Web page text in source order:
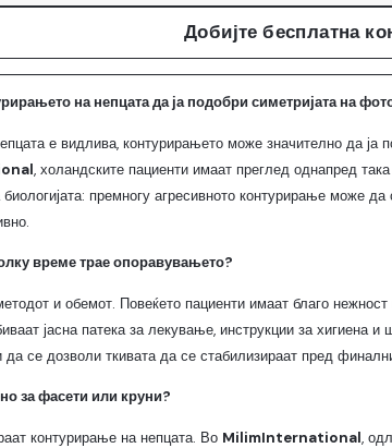
Добијте бесплатна
на непцата да ја подобри симетријата на
е видлива, контурирањето може значително да
, холандските пациенти имаат преглед однапред
премногу агресивното контурирање може
време трае опоравувањето?
и обемот. Повеќето пациенти имаат благо
јасна патека за лекување, инструкции за
да се дозволи ткивата да се стабилизираат пред
за фасети или круни?
контурирање на непцата. Во MilimInternational,